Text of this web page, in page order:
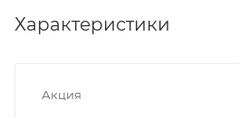
Характеристики
Акция